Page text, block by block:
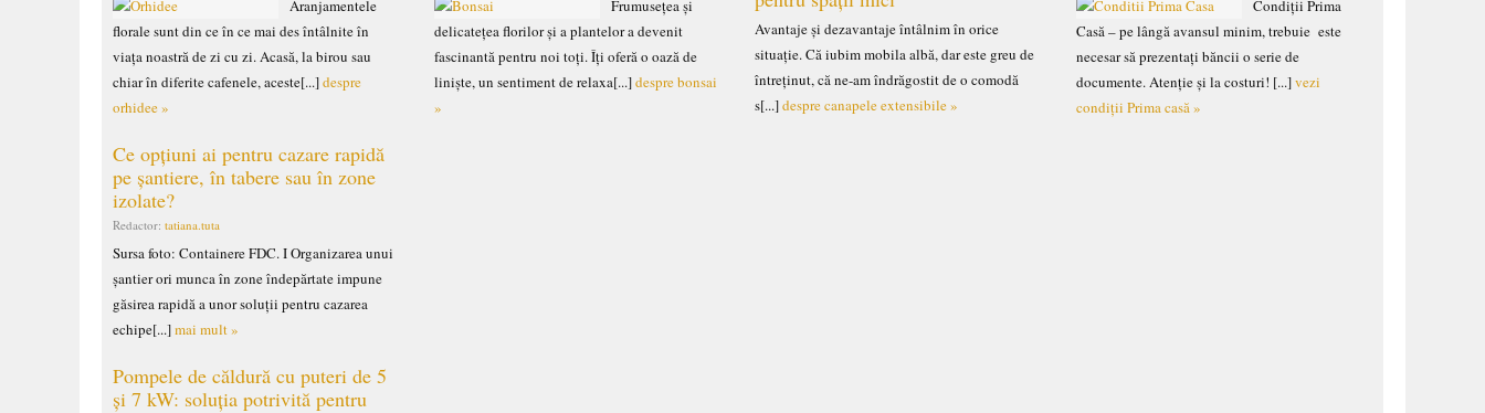
Aranjamentele
florale sunt din ce în ce mai des întâlnite în
viața noastră de zi cu zi. Acasă, la birou sau
chiar în diferite cafenele, aceste[...]despre
orhidee »
Ce opțiuni ai pentru cazare rapidă
pe șantiere, în tabere sau în zone
izolate?
Redactor: tatiana.tuta
Sursa foto: Containere FDC. I Organizarea unui
șantier ori munca în zone îndepărtate impune
găsirea rapidă a unor soluții pentru cazarea
echipe[...]mai mult »
Pompele de căldură cu puteri de 5
și 7 kW: soluția potrivită pentru
Frumusețea și
delicatețea florilor și a plantelor a devenit
fascinantă pentru noi toți. Îți oferă o oază de
liniște, un sentiment de relaxa[...]despre bonsai
»
Avantaje și dezavantaje întâlnim în orice
situație. Că iubim mobila albă, dar este greu de
întreținut, că ne-am îndrăgostit de o comodă
s[...]despre canapele extensibile »
Condiții Prima
Casă – pe lângă avansul minim, trebuie este
necesar să prezentați băncii o serie de
documente. Atenție și la costuri! [...]vezi
condiții Prima casă »